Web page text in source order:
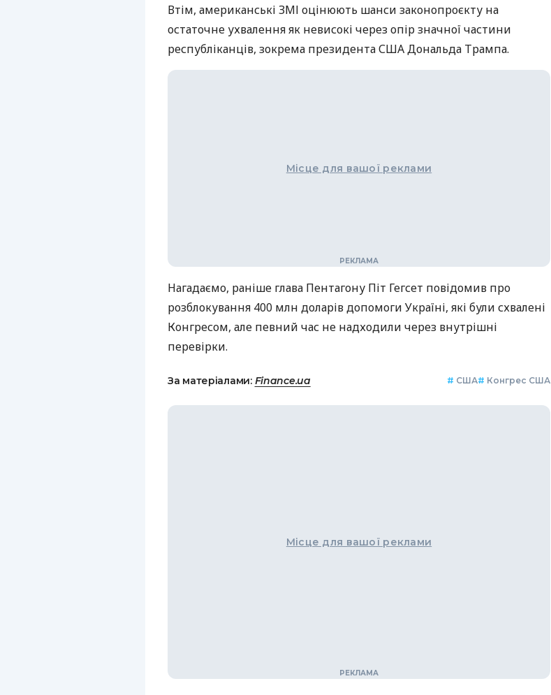
Втім, американські ЗМІ оцінюють шанси законопроєкту на
остаточне ухвалення як невисокі через опір значної частини
республіканців, зокрема президента США Дональда Трампа.
Місце для вашої реклами
Нагадаємо, раніше глава Пентагону Піт Гегсет повідомив про
розблокування 400 млн доларів допомоги Україні, які були схвалені
Конгресом, але певний час не надходили через внутрішні
перевірки.
За матеріалами: Finance.ua # США# Конгрес США
Місце для вашої реклами